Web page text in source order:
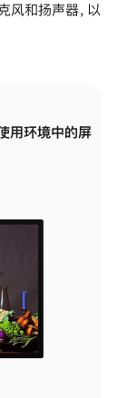
和扬声器，以
用环境中的屏